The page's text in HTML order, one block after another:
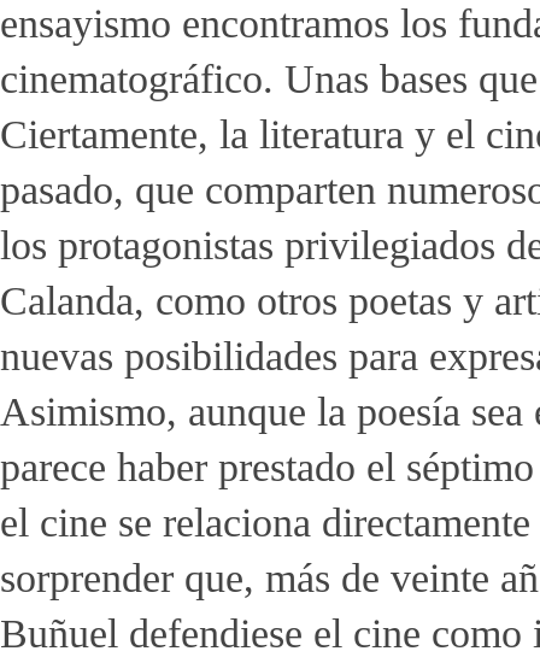
ensayismo encontramos los
cinematográfico. Unas bases
Ciertamente, la literatura y el
pasado, que comparten
los protagonistas privilegiados
Calanda, como otros poetas y
nuevas posibilidades para
Asimismo, aunque la poesía
parece haber prestado el
el cine se relaciona
sorprender que, más de veinte
Buñuel defendiese el cine como